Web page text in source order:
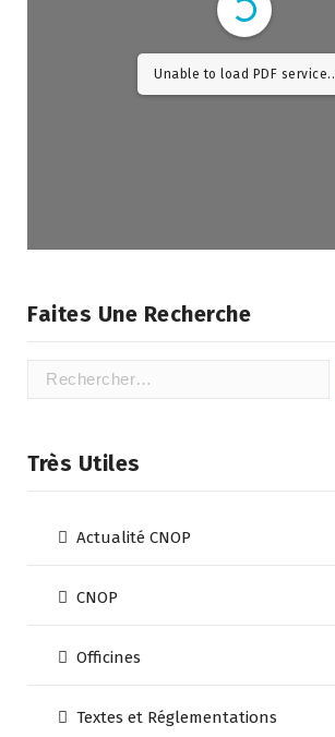
Unable to load PDF service..
Faites Une Recherche
Très Utiles
Actualité CNOP
CNOP
Officines
Textes et Réglementations